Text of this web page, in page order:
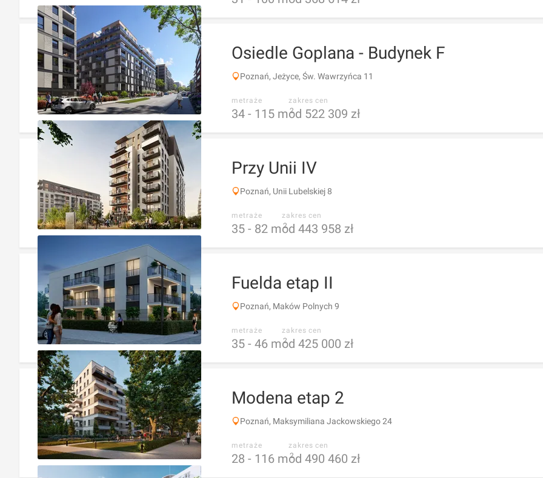
Osiedle Goplana - Budynek F
Poznań, Jeżyce, Św. Wawrzyńca 11
metraże
34 - 115 m 2
zakres cen
od 522 309 zł
Przy Unii IV
Poznań, Unii Lubelskiej 8
metraże
35 - 82 m 2
zakres cen
od 443 958 zł
Fuelda etap II
Poznań, Maków Polnych 9
metraże
35 - 46 m 2
zakres cen
od 425 000 zł
Modena etap 2
Poznań, Maksymiliana Jackowskiego 24
metraże
28 - 116 m 2
zakres cen
od 490 460 zł